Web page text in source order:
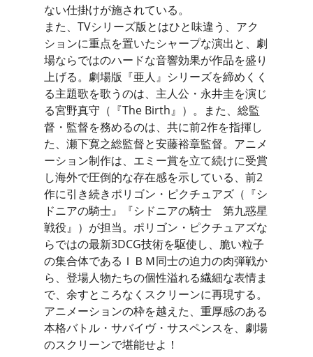
ない仕掛けが施されている。
また、TVシリーズ版とはひと味違う、アク
ションに重点を置いたシャープな演出と、劇
場ならではのハードな音響効果が作品を盛り
上げる。劇場版『亜人』シリーズを締めくく
る主題歌を歌うのは、主人公・永井圭を演じ
る宮野真守（『The Birth』）。また、総監
督・監督を務めるのは、共に前2作を指揮し
た、瀬下寛之総監督と安藤裕章監督。アニメ
ーション制作は、エミー賞を立て続けに受賞
し海外で圧倒的な存在感を示している、前2
作に引き続きポリゴン・ピクチュアズ（『シ
ドニアの騎士』『シドニアの騎士 第九惑星
戦役』）が担当。ポリゴン・ピクチュアズな
らではの最新3DCG技術を駆使し、脆い粒子
の集合体であるＩＢＭ同士の迫力の肉弾戦か
ら、登場人物たちの個性溢れる繊細な表情ま
で、余すところなくスクリーンに再現する。
アニメーションの枠を越えた、重厚感のある
本格バトル・サバイヴ・サスペンスを、劇場
のスクリーンで堪能せよ！